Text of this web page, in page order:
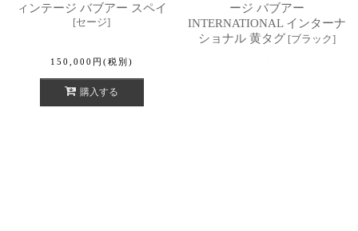
ィンテージ バブアー スペイ
[セージ]
150,000 円 (税別)
購入する
ージ バブアー
INTERNATIONAL インターナ
ショナル 黄タグ [ブラック]